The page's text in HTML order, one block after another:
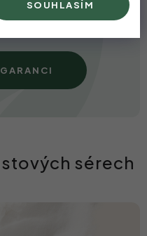
SOUHLASÍM
vrátíme vám
sérech